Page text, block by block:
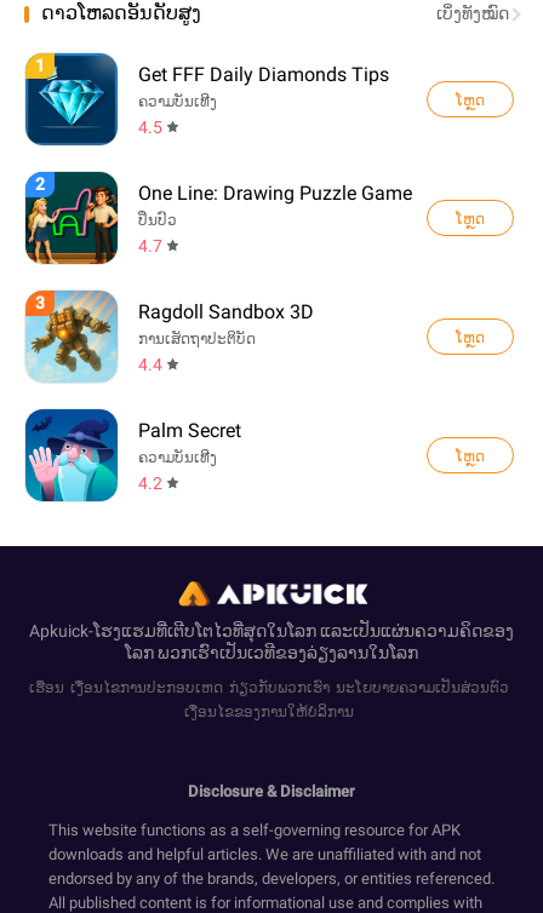
ດາວໂຫລດອັນດັບສູງ ເບິ່ງທັງໝົດ
1 Get FFF Daily Diamonds Tips
ຄວາມບັນເທີງ
4.5
ໂຫຼດ
2 One Line: Drawing Puzzle Game
ປິ່ນປົວ
4.7
ໂຫຼດ
3 Ragdoll Sandbox 3D
ການເສັດຖາປະຕິບັດ
4.4
ໂຫຼດ
Palm Secret
ຄວາມບັນເທີງ
4.2
ໂຫຼດ
Apkuick-ໂຮງແຮມທີ່ເຕີບໂຕໄວທີ່ສຸດໃນໂລກ ແລະເປັນແຜ່ນຄວາມຄິດຂອງ
ໂລກ ພວກເຮົາເປັນເວທີຂອງລ່ຽງລານໃນໂລກ
ເຮືອນ ເງື່ອນໄຂການປະກອບເຫດ ກ່ຽວກັບພວກເຮົາ ນະໂຍບາຍຄວາມເປັນສ່ວນຕົວ
ເງື່ອນໄຂຂອງການໃຫ້ບໍລິການ
Disclosure & Disclaimer
This website functions as a self-governing resource for APK
downloads and helpful articles. We are unaffiliated with and not
endorsed by any of the brands, developers, or entities referenced.
All published content is for informational use and complies with